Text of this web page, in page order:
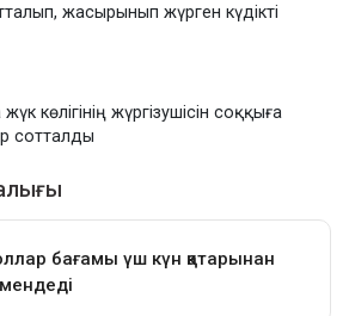
жасырынып жүрген күдікті
көлігінің жүргізушісін соққыға
сотталды